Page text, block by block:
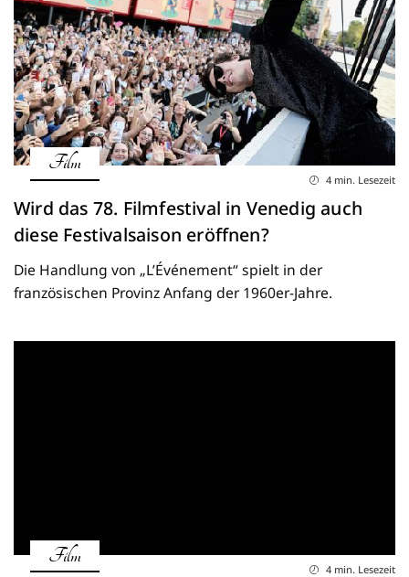
Film
4 min. Lesezeit
Wird das 78. Filmfestival in Venedig auch
diese Festivalsaison eröffnen?
Die Handlung von „L’Événement“ spielt in der
französischen Provinz Anfang der 1960er-Jahre.
Film
4 min. Lesezeit